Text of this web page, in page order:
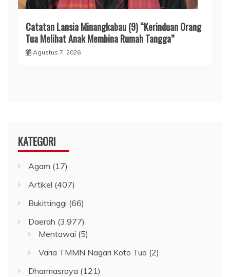
Catatan Lansia Minangkabau (9) “Kerinduan Orang
Tua Melihat Anak Membina Rumah Tangga”
Agustus 7, 2026
KATEGORI
Agam (17)
Artikel (407)
Bukittinggi (66)
Daerah (3,977)
Mentawai (5)
Varia TMMN Nagari Koto Tuo (2)
Dharmasraya (121)